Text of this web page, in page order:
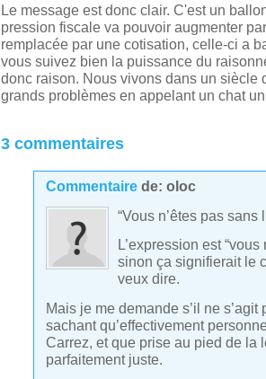
Le message est donc clair. C'est un
pression fiscale va pouvoir augmenter
remplacée par une cotisation, celle-ci a
vous suivez bien la puissance du
donc raison. Nous vivons dans un siècle
grands problèmes en appelant un chat
3 commentaires
Commentairede: oloc
“Vous n’êtes pas sans
L’expression est
sinon ça signifierait le
veux dire.
Mais je me demande s’il ne s’agit
sachant qu’effectivement
Carrez, et que prise au pied de la
parfaitement juste.